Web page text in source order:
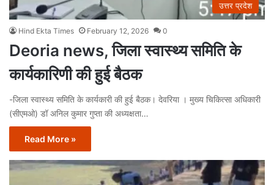
उत्तर प्रदेश
Hind Ekta Times February 12, 2026 0
Deoria news, जिला स्वास्थ्य समिति के
कार्यकारिणी की हुई बैठक
-जिला स्वास्थ्य समिति के कार्यकारी की हुई बैठक। देवरिया । मुख्य चिकित्सा अधिकारी
(सीएमओ) डॉ अनिल कुमार गुप्ता की अध्यक्षता…
Read More »